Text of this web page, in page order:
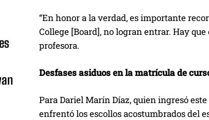
“En honor a la verdad, es importante
College [Board], no logran entrar. Hay
profesora.
Desfases asiduos en la matrícula de
Para Dariel Marín Díaz, quien ingresó
enfrentó los escollos acostumbrados del